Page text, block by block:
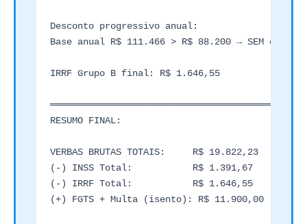
Desconto progressivo anual:
Base anual R$ 111.466 > R$ 88.200 → SEM
IRRF Grupo B final: R$ 1.646,55
RESUMO FINAL:
VERBAS BRUTAS TOTAIS:     R$ 19.822,23
(-) INSS Total:           R$ 1.391,67
(-) IRRF Total:           R$ 1.646,55
(+) FGTS + Multa (isento): R$ 11.900,00